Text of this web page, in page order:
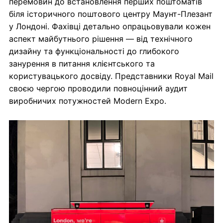
біля історичного поштового центру Маунт-Плезант
у Лондоні. Фахівці детально опрацьовували кожен
аспект майбутнього рішення — від технічного
дизайну та функціональності до глибокого
занурення в питання клієнтського та
користувацького досвіду. Представники Royal Mail
своєю чергою проводили повноцінний аудит
виробничих потужностей Modern Expo.